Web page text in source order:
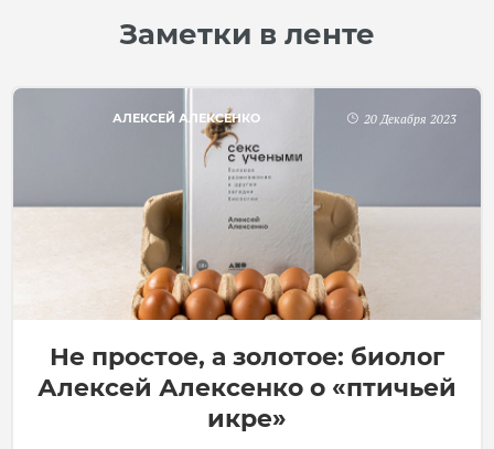
Заметки в ленте
АЛЕКСЕЙ АЛЕКСЕНКО 20 Декабря 2023
Не простое, а золотое: биолог
Алексей Алексенко о «птичьей
икре»